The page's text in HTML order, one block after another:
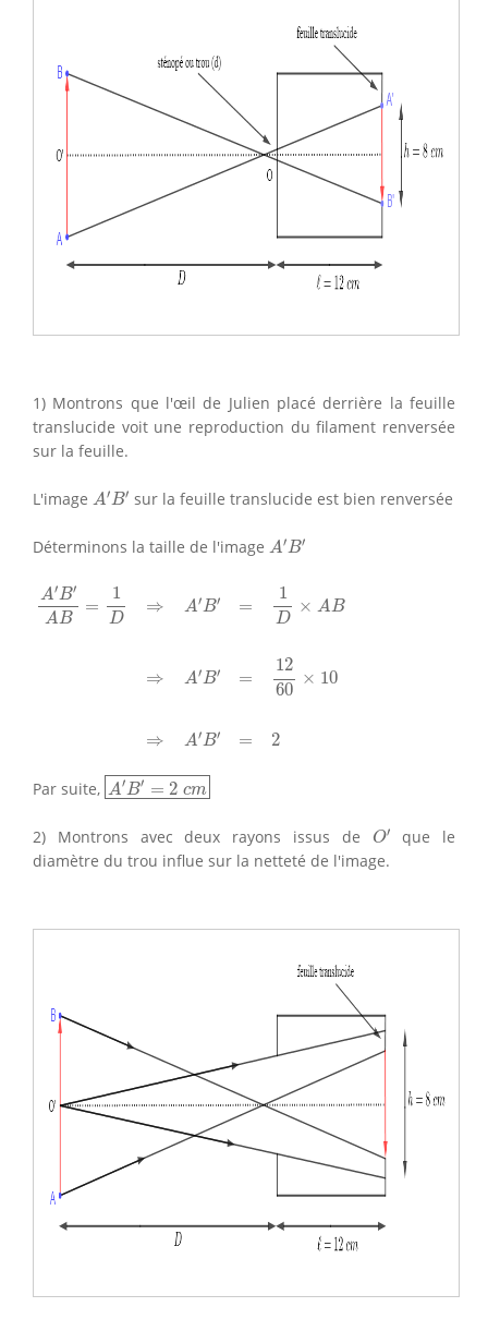
1) Montrons que l'œil de Julien placé derrière la feuille
translucide voit une reproduction du filament renversée
sur la feuille.
L'image A′B′
A′B′ sur la feuille translucide est bien renversée
Déterminons la taille de l'image A′B′
A′B′
A′B′
AB
=
1
D
⇒ A′B′ =
1
D
× AB
⇒ A′B′ =
12
60
× 10
⇒ A′B′ = 2
′B′A D B
Par suite, A′B′ = 2 cm
A′B′=2cm
2) Montrons avec deux rayons issus de O′
O′ que le
diamètre du trou influe sur la netteté de l'image.